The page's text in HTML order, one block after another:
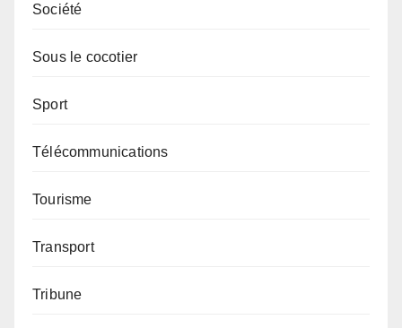
Société
Sous le cocotier
Sport
Télécommunications
Tourisme
Transport
Tribune